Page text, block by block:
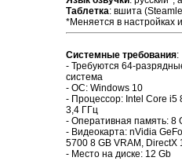
Таблетка: вшита
*Меняется в настройках
Системные требования:
- Требуются 64-
система
- ОС: Windows 10
- Процессор: Intel Core i5
3,4 ГГц
- Оперативная память: 8
- Видеокарта: nVidia
5700 8 GB VRAM, DirectX
- Место на диске: 12 Gb